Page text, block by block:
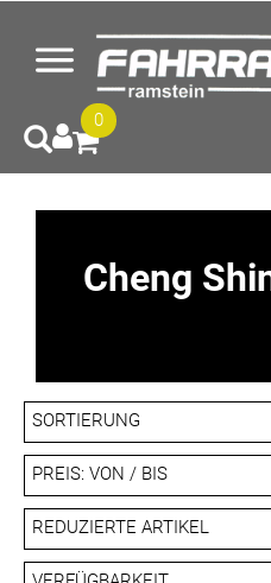
0
Cheng
SORTIERUNG
PREIS: VON / BIS
REDUZIERTE ARTIKEL
Reduzierte Artikel